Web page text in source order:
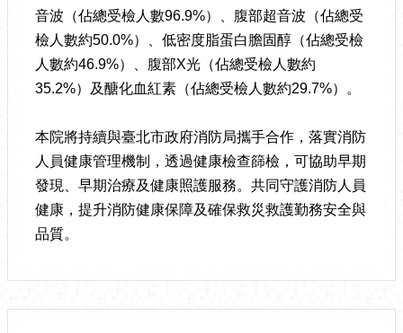
音波（佔總受檢人數96.9%）、腹部超音波（佔總受
檢人數約50.0%）、低密度脂蛋白膽固醇（佔總受檢
人數約46.9%）、腹部X光（佔總受檢人數約
35.2%）及醣化血紅素（佔總受檢人數約29.7%）。
本院將持續與臺北市政府消防局攜手合作，落實消防
人員健康管理機制，透過健康檢查篩檢，可協助早期
發現、早期治療及健康照護服務。共同守護消防人員
健康，提升消防健康保障及確保救災救護勤務安全與
品質。